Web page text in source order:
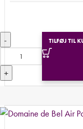
-
+
TILFØJ TIL